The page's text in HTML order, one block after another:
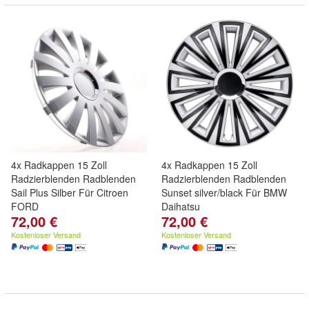
4x Radkappen 15 Zoll
Radzierblenden Radblenden
Sail Plus Silber Für Citroen
FORD
72,00 €
Kostenloser Versand
4x Radkappen 15 Zoll
Radzierblenden Radblenden
Sunset silver/black Für BMW
Daihatsu
72,00 €
Kostenloser Versand